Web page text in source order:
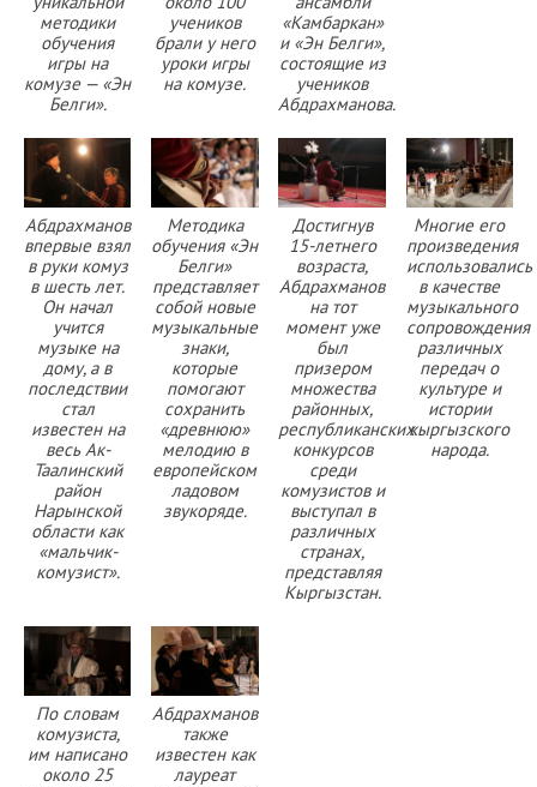
методики
обучения
игры на
комузе — «Эн
Белги».
учеников
брали у него
уроки игры
на комузе.
«Камбаркан»
и «Эн Белги»,
состоящие из
учеников
Абдрахманова.
Абдрахманов
впервые взял
в руки комуз
в шесть лет.
Он начал
учится
музыке на
дому, а в
последствии
стал
известен на
весь Ак-
Таалинский
район
Нарынской
области как
«мальчик-
комузист».
Методика
обучения «Эн
Белги»
представляет
собой новые
музыкальные
знаки,
которые
помогают
сохранить
«древнюю»
мелодию в
европейском
ладовом
звукоряде.
Достигнув
15-летнего
возраста,
Абдрахманов
на тот
момент уже
был
призером
множества
районных,
республиканских
конкурсов
среди
комузистов и
выступал в
различных
странах,
представляя
Кыргызстан.
Многие его
произведения
использовались
в качестве
музыкального
сопровождения
различных
передач о
культуре и
истории
кыргызского
народа.
По словам
комузиста,
им написано
около 25
Абдрахманов
также
известен как
лауреат